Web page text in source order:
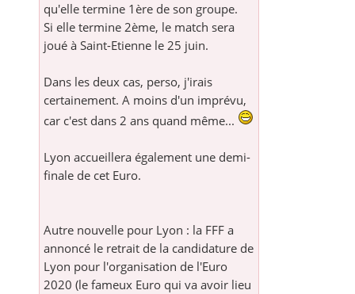
qu'elle termine 1ère de son groupe.
Si elle termine 2ème, le match sera
joué à Saint-Etienne le 25 juin.
Dans les deux cas, perso, j'irais
certainement. A moins d'un imprévu,
car c'est dans 2 ans quand même...
Lyon accueillera également une demi-
finale de cet Euro.
Autre nouvelle pour Lyon : la FFF a
annoncé le retrait de la candidature de
Lyon pour l'organisation de l'Euro
2020 (le fameux Euro qui va avoir lieu